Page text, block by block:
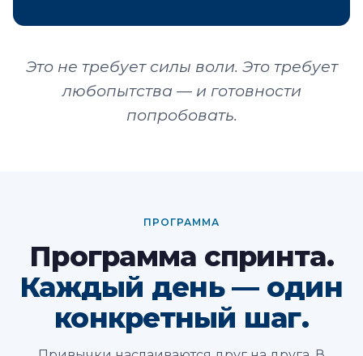
Это не требует силы воли. Это требует
любопытства — и готовности
попробовать.
ПРОГРАММА
Программа спринта.
Каждый день — один
конкретный шаг.